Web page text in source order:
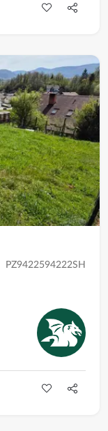
PZ9422594222SH